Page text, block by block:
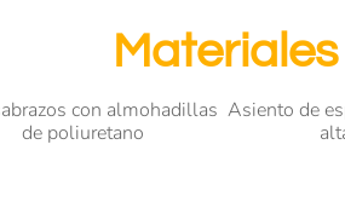
Materiales
con almohadillas
de poliuretano
Asiento de